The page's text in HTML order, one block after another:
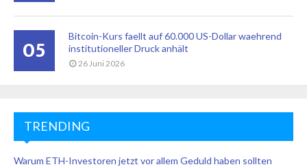
05
Bitcoin-Kurs faellt auf 60.000 US-Dollar waehrend
institutioneller Druck anhält
26 Juni 2026
TRENDING
Warum ETH-Investoren jetzt vor allem Geduld haben sollten